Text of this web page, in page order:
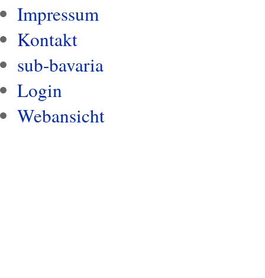
Impressum
Kontakt
sub-bavaria
Login
Webansicht